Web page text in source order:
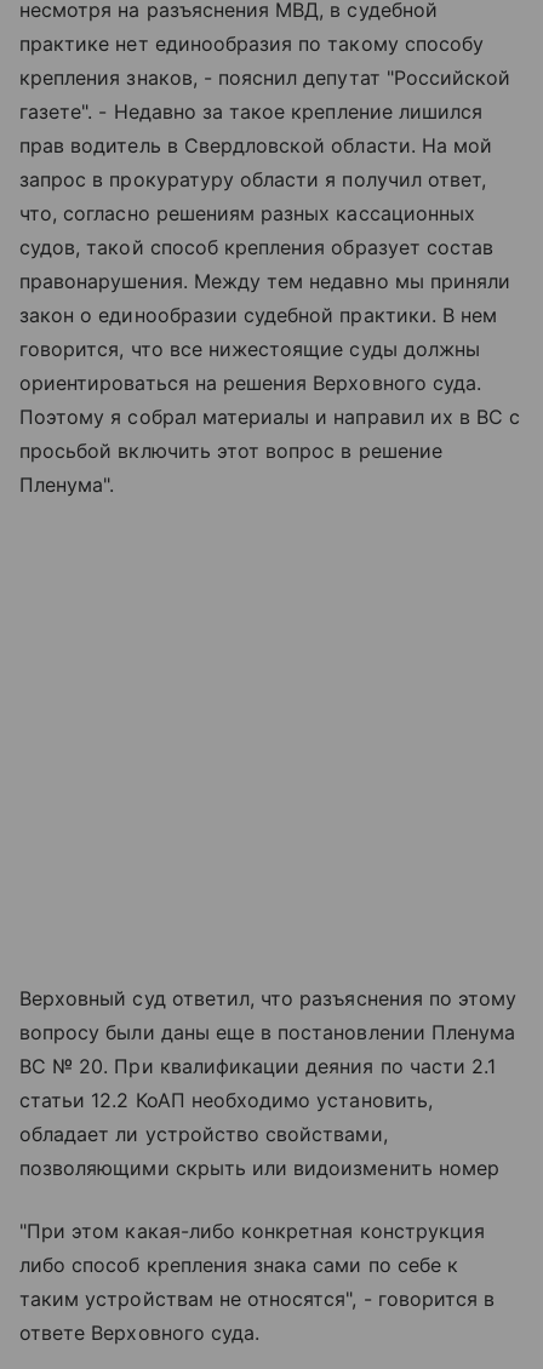
несмотря на разъяснения МВД, в судебной
практике нет единообразия по такому способу
крепления знаков, - пояснил депутат "Российской
газете". - Недавно за такое крепление лишился
прав водитель в Свердловской области. На мой
запрос в прокуратуру области я получил ответ,
что, согласно решениям разных кассационных
судов, такой способ крепления образует состав
правонарушения. Между тем недавно мы приняли
закон о единообразии судебной практики. В нем
говорится, что все нижестоящие суды должны
ориентироваться на решения Верховного суда.
Поэтому я собрал материалы и направил их в ВС с
просьбой включить этот вопрос в решение
Пленума".
Верховный суд ответил, что разъяснения по этому
вопросу были даны еще в постановлении Пленума
ВС № 20. При квалификации деяния по части 2.1
статьи 12.2 КоАП необходимо установить,
обладает ли устройство свойствами,
позволяющими скрыть или видоизменить номер
"При этом какая-либо конкретная конструкция
либо способ крепления знака сами по себе к
таким устройствам не относятся", - говорится в
ответе Верховного суда.